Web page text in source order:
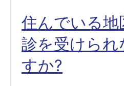
住んでいる地
診を受けら
すか?